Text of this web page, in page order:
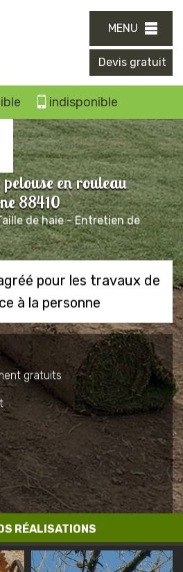
MENU
Devis gratuit
indisponible
en rouleau
88410
de haie - Entretien de
RÉALISATIONS
pour les travaux de
à la personne
gratuits